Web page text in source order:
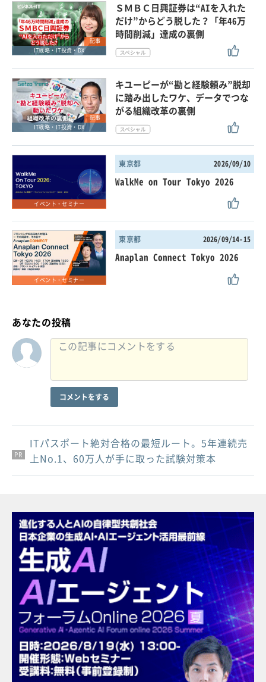
記事
IT戦略・IT投資・DX
ＳＭＢＣ日興証券は“AIを入れた
だけ”からどう脱した？「年46万
時間削減」達成の裏側
記事
IT戦略・IT投資・DX
キユーピーが“勘と経験頼み”脱却
に踏み出したワケ、データでつな
がる組織改革の裏側
イベント・セミナー
東京都 2026/09/10
WalkMe on Tour Tokyo 2026
イベント・セミナー
東京都 2026/09/14-15
Anaplan Connect Tokyo 2026
あなたの投稿
コメントをする
PR
PR
PR
ITパスポート絶対合格の最短ルート。5年連続売
上No.1、60万人が手に取った試験対策本